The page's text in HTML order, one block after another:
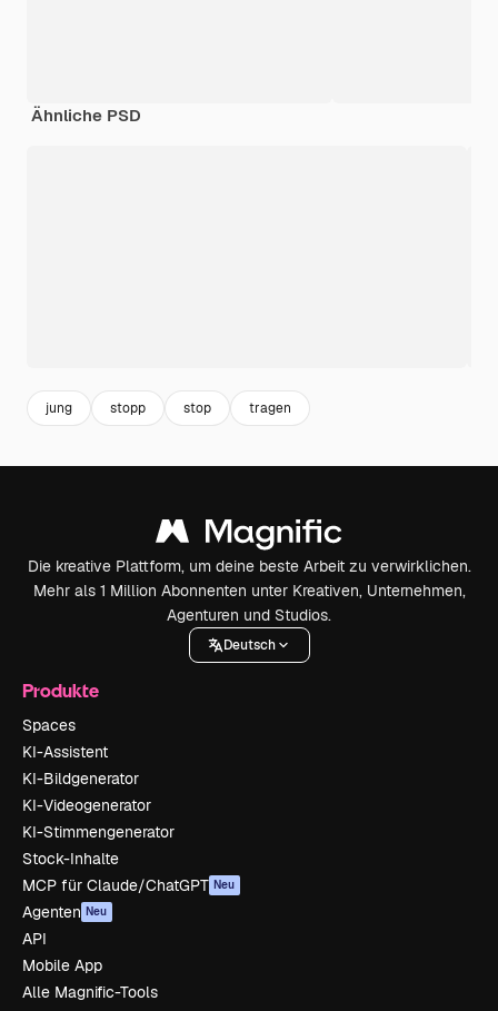
Ähnliche PSD
jung stopp stop tragen
Die kreative Plattform, um deine beste Arbeit zu verwirklichen.
Mehr als 1 Million Abonnenten unter Kreativen, Unternehmen,
Agenturen und Studios.
Deutsch
Produkte
Spaces
KI-Assistent
KI-Bildgenerator
KI-Videogenerator
KI-Stimmengenerator
Stock-Inhalte
MCP für Claude/ChatGPT Neu
Agenten Neu
API
Mobile App
Alle Magnific-Tools